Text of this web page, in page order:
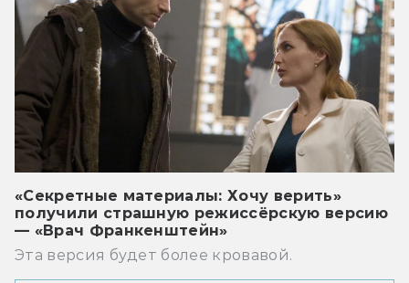
«Секретные материалы: Хочу верить»
получили страшную режиссёрскую версию
— «Врач Франкенштейн»
Эта версия будет более кровавой.